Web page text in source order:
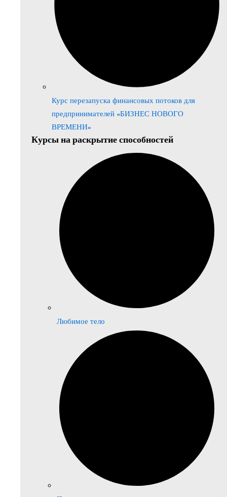
Курс перезапуска финансовых потоков для
предпринимателей «БИЗНЕС НОВОГО
ВРЕМЕНИ»
Курсы на раскрытие способностей
Любимое тело